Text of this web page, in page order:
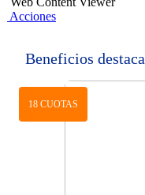
Acciones
Beneficios
18 CUOTAS